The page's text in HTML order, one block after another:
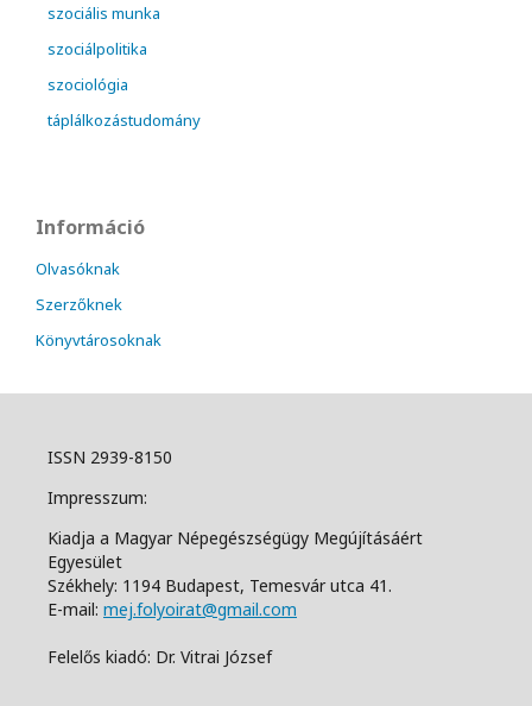
szociális munka
szociálpolitika
szociológia
táplálkozástudomány
Információ
Olvasóknak
Szerzőknek
Könyvtárosoknak
ISSN 2939-8150
Impresszum:
Kiadja a Magyar Népegészségügy Megújításáért
Egyesület
Székhely: 1194 Budapest, Temesvár utca 41.
E-mail: mej.folyoirat@gmail.com
Felelős kiadó: Dr. Vitrai József